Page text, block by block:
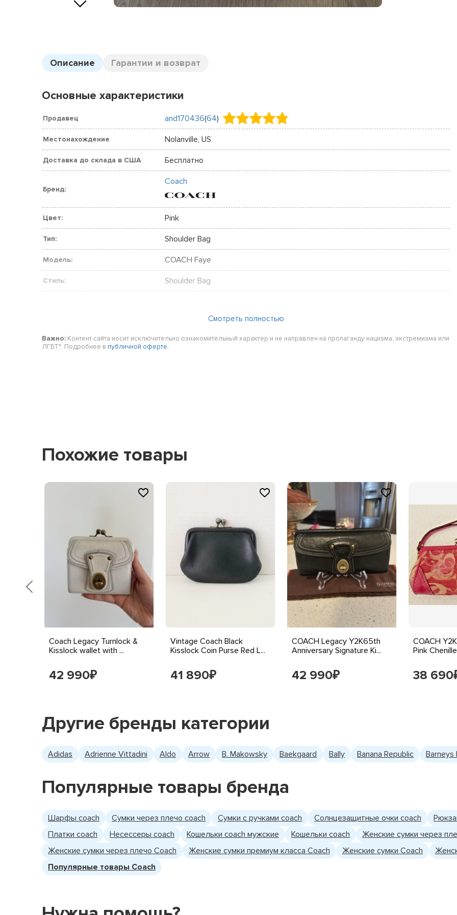
Описание Гарантии и возврат
Основные характеристики
Продавец and170436(64)
Местонахождение Nolanville, US
Доставка до склада в США Бесплатно
Бренд:
Coach
Цвет: Pink
Тип: Shoulder Bag
Модель: COACH Faye
Стиль: Shoulder Bag
Смотреть полностью
Важно: Контент сайта носит исключительно ознакомительный характер и не направлен на пропаганду нацизма, экстремизма или
ЛГБТ*. Подробнее в публичной оферте.
Похожие товары
Coach Legacy Turnlock &
Kisslock wallet with ...
42 990₽
Vintage Coach Black
Kisslock Coin Purse Red L...
41 890₽
COACH Legacy Y2K65th
Anniversary Signature Ki...
42 990₽
COACH
Pink
38 690
Другие бренды категории
Adidas Adrienne Vittadini Aldo Arrow B. Makowsky Baekgaard Bally Banana Republic Barneys
Популярные товары бренда
Шарфы coach Сумки через плечо coach Сумки с ручками coach Солнцезащитные очки coach
Платки coach
Несессеры coach Кошельки coach мужские Кошельки coach
Женские сумки через
Женские сумки через плечо Coach
Женские сумки премиум класса Coach Женские сумки Coach
Популярные товары Coach